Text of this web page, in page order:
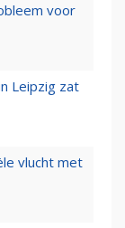
voor
Leipzig zat
vlucht met